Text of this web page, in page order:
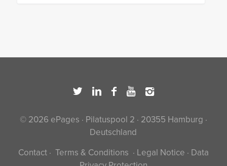
© 2026 ePages · Pilatuspool 2 · 20355 Hamburg ·
Deutschland
Contact· Terms & Conditions · Legal Notice · Data